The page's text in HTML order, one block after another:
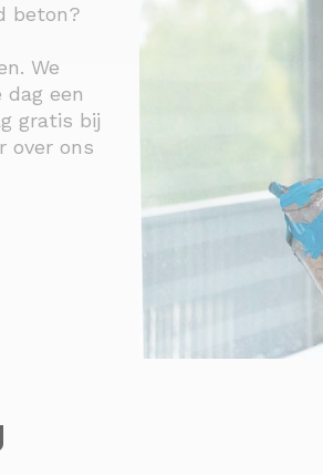
beton?
We
een
gratis bij
over ons